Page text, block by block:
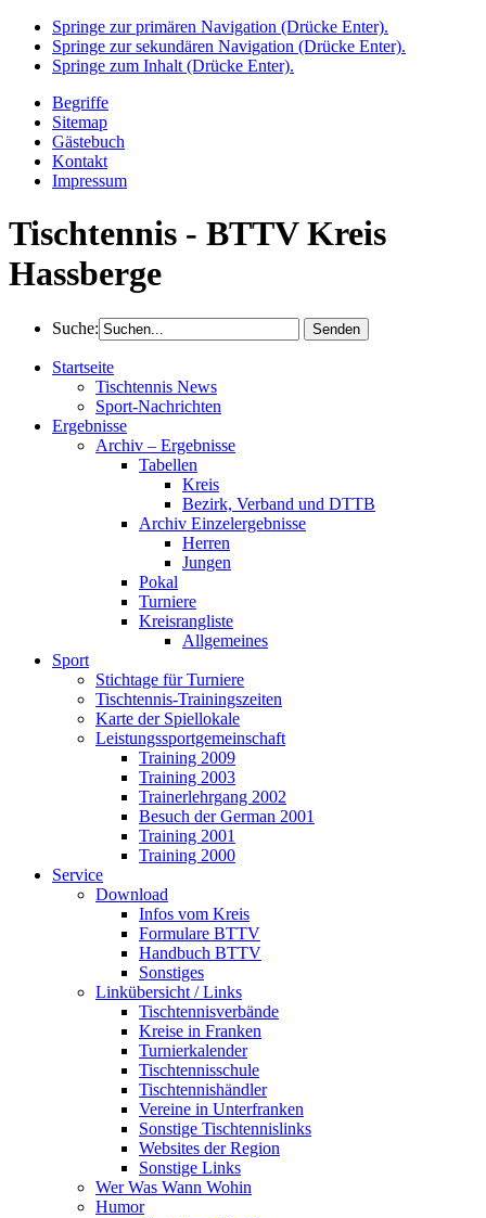
Springe zur primären Navigation (Drücke Enter).
Springe zur sekundären Navigation (Drücke Enter).
Springe zum Inhalt (Drücke Enter).
Begriffe
Sitemap
Gästebuch
Kontakt
Impressum
Tischtennis - BTTV Kreis
Hassberge
Suche:
Startseite
Tischtennis News
Sport-Nachrichten
Ergebnisse
Archiv – Ergebnisse
Tabellen
Kreis
Bezirk, Verband und DTTB
Archiv Einzelergebnisse
Herren
Jungen
Pokal
Turniere
Kreisrangliste
Allgemeines
Sport
Stichtage für Turniere
Tischtennis-Trainingszeiten
Karte der Spiellokale
Leistungssportgemeinschaft
Training 2009
Training 2003
Trainerlehrgang 2002
Besuch der German 2001
Training 2001
Training 2000
Service
Download
Infos vom Kreis
Formulare BTTV
Handbuch BTTV
Sonstiges
Linkübersicht / Links
Tischtennisverbände
Kreise in Franken
Turnierkalender
Tischtennisschule
Tischtennishändler
Vereine in Unterfranken
Sonstige Tischtennislinks
Websites der Region
Sonstige Links
Wer Was Wann Wohin
Humor